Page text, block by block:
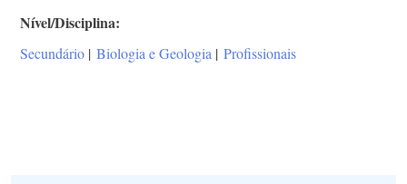
Nível/Disciplina
Secundário | Biologia e Geologia | Profissionais